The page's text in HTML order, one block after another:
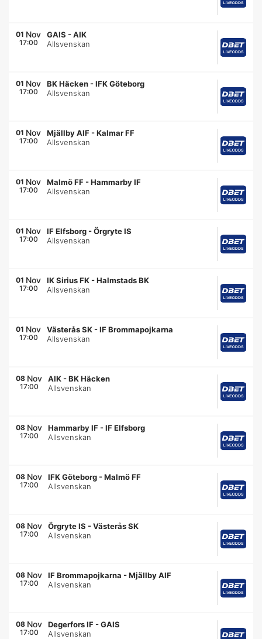
01 Nov
17:00
GAIS -AIK
Allsvenskan
01 Nov
17:00
BK Häcken -IFK Göteborg
Allsvenskan
01 Nov
17:00
Mjällby AIF -Kalmar FF
Allsvenskan
01 Nov
17:00
Malmö FF -Hammarby IF
Allsvenskan
01 Nov
17:00
IF Elfsborg -Örgryte IS
Allsvenskan
01 Nov
17:00
IK Sirius FK -Halmstads BK
Allsvenskan
01 Nov
17:00
Västerås SK -IF Brommapojkarna
Allsvenskan
08 Nov
17:00
AIK -BK Häcken
Allsvenskan
08 Nov
17:00
Hammarby IF -IF Elfsborg
Allsvenskan
08 Nov
17:00
IFK Göteborg -Malmö FF
Allsvenskan
08 Nov
17:00
Örgryte IS -Västerås SK
Allsvenskan
08 Nov
17:00
IF Brommapojkarna -Mjällby AIF
Allsvenskan
08 Nov
17:00
Degerfors IF -GAIS
Allsvenskan